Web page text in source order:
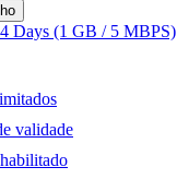
Days (1 GB / 5 MBPS)
validade